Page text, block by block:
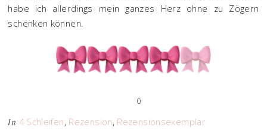
habe ich allerdings mein ganzes Herz ohne zu Zögern
schenken können.
0
In 4 Schleifen, Rezension, Rezensionsexemplar